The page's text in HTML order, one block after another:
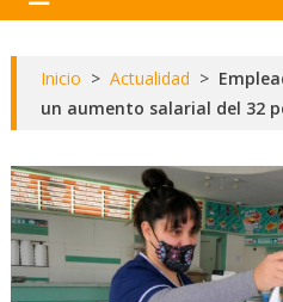
Inicio > Actualidad >
un aumento salarial del 32